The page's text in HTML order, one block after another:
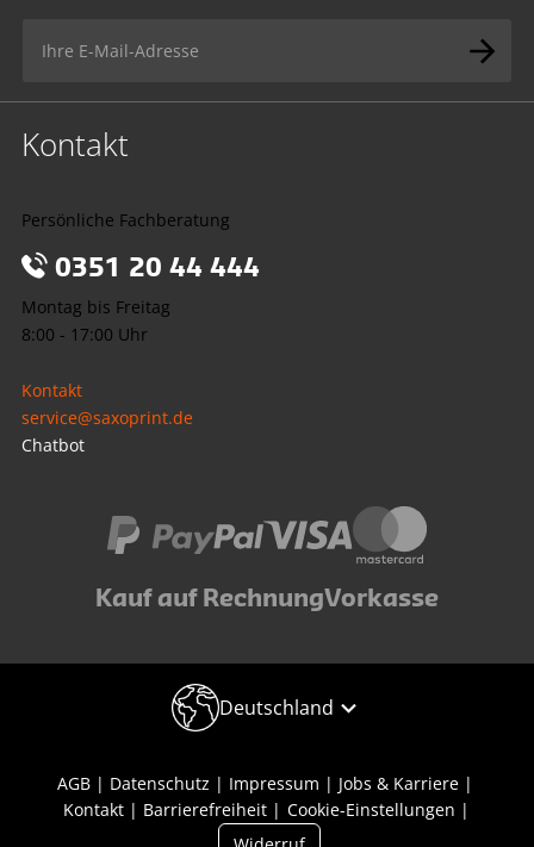
Kontakt
Persönliche Fachberatung
0351 20 44 444
Montag bis Freitag
8:00 - 17:00 Uhr
Kontakt
service@saxoprint.de
Chatbot
Kauf auf RechnungVorkasse
Deutschland
AGB Datenschutz Impressum
Jobs & Karriere
Kontakt
Barrierefreiheit
Cookie-Einstellungen